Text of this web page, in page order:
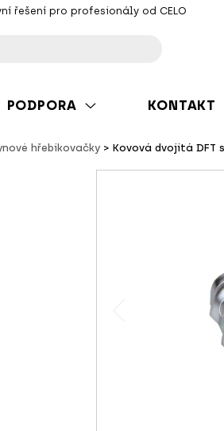
řešení pro profesionály od CELO
PODPORA KONTAKT
hřebíkovačky Kovová dvojitá DFT